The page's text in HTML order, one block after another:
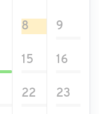
8 9
15 16
22 23